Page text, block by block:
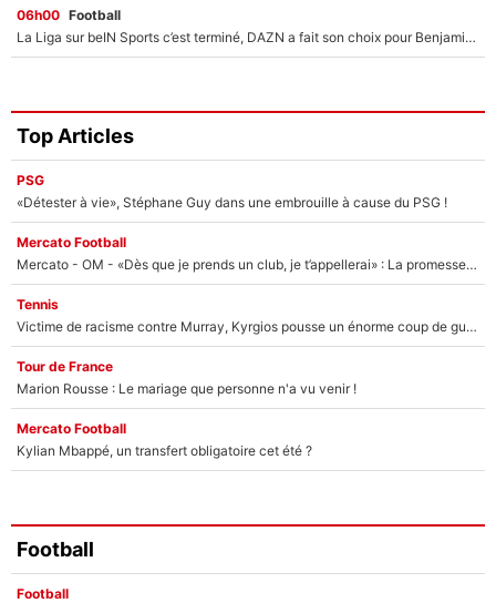
06h00 Football
La Liga sur beIN Sports c’est terminé, DAZN a fait son choix pour Benjamin Da Silva et Omar Da Fonseca !
Top Articles
PSG
«Détester à vie», Stéphane Guy dans une embrouille à cause du PSG !
Mercato Football
Mercato - OM - «Dès que je prends un club, je t’appellerai» : La promesse de Marcelino au moment de claquer la porte
Tennis
Victime de racisme contre Murray, Kyrgios pousse un énorme coup de gueule !
Tour de France
Marion Rousse : Le mariage que personne n'a vu venir !
Mercato Football
Kylian Mbappé, un transfert obligatoire cet été ?
Football
Football